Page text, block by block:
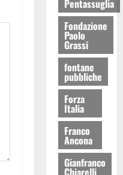
Pentassuglia
Fondazione
Paolo
Grassi
fontane
pubbliche
Forza
Italia
Franco
Ancona
Gianfranco
Chiarelli